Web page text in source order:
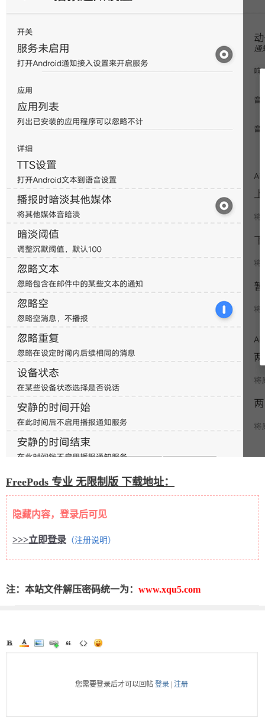
FreePods 专业 无限制版 下载地址：
隐藏内容，登录后可见
>>>立即登录 （注册说明）
注：本站文件解压密码统一为： www.xqu5.com
您需要登录后才可以回帖登录 |注册